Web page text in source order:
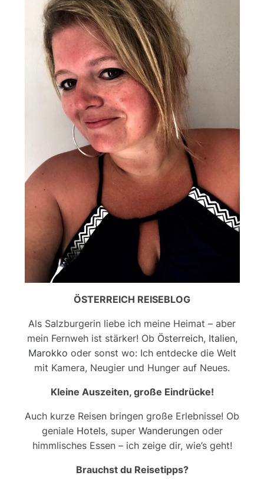
ÖSTERREICH REISEBLOG
Als Salzburgerin liebe ich meine Heimat – aber
mein Fernweh ist stärker! Ob Österreich, Italien,
Marokko oder sonst wo: Ich entdecke die Welt
mit Kamera, Neugier und Hunger auf Neues.
Kleine Auszeiten, große Eindrücke!
Auch kurze Reisen bringen große Erlebnisse! Ob
geniale Hotels, super Wanderungenoder
himmlisches Essen – ich zeige dir, wie’s geht!
Brauchst du Reisetipps?